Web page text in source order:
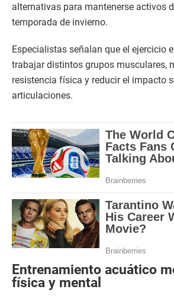
alternativas para mantenerse activos
temporada de invierno.
Especialistas señalan que el ejercicio
trabajar distintos grupos musculares,
resistencia física y reducir el impacto
articulaciones.
Entrenamiento acuático
física y mental